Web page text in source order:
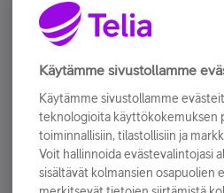
Älä jää paitsi – osallistu
Tilaa Telian uutiskirje ja olet
sähköpostiisi.
Tilaa nyt
Käytämme sivustollamme
Käytämme sivustollamme
teknologioita käyttökokemuksen
toiminnallisiin, tilastollisiin ja
Voit hallinnoida evästevalintojasi
sisältävät kolmansien osapuolien